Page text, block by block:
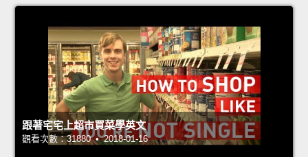
跟著宅宅上超市買菜學英文
觀看次數：31880 • 2018-01-16